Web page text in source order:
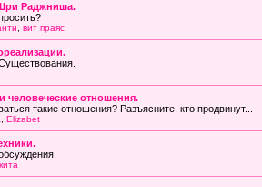
Раджниша.
вит праяс
человеческие отношения.
такие отношения? Разъясните, кто продвинут...
Elizabet